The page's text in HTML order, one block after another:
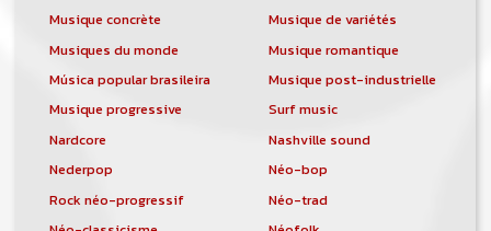
Musique concrète
Musique de variétés
Musiques du monde
Musique romantique
Música popular brasileira
Musique post-industrielle
Musique progressive
Surf music
Nardcore
Nashville sound
Nederpop
Néo-bop
Rock néo-progressif
Néo-trad